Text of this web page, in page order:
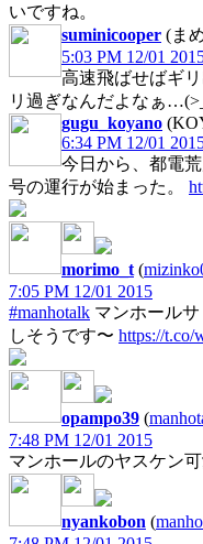
いですね。
suminicooper (ま
5:03 PM 12/01
高速飛ばせばギ
リ過ぎなんだよなぁ
gugu_koyano
6:34 PM 12/01
今日から、都電
号の運行が始まった。
morimo_t (
7:05 PM 12/01 2015
#manhotalk マンホール
しそうです〜 https://t.co/
opampo39 (
7:48 PM 12/01 2015
マンホールのヤスケン
nyankobon (